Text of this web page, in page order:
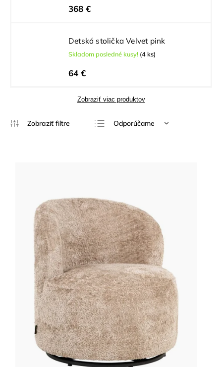
368 €
Detská stolička Velvet pink
Skladom posledné kusy! (4 ks)
64 €
Zobraziť viac produktov
Odporúčame